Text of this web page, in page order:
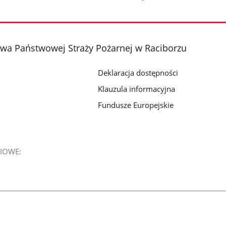
Państwowej Straży Pożarnej w Raciborzu
Deklaracja dostępności
Klauzula informacyjna
Fundusze Europejskie